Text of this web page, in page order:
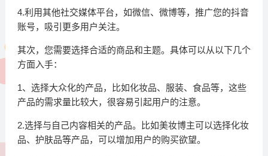
4.利用其他社交媒体平台，如微信、微博等，推广您的抖音
账号，吸引更多用户关注。
其次，您需要选择合适的商品和主题。具体可以从以下几个
方面入手：
1、选择大众化的产品，比如化妆品、服装、食品等，这些
产品的需求量比较大，很容易引起用户的注意。
2.选择与自己内容相关的产品。比如美妆博主可以选择化妆
品、护肤品等产品，可以增加用户的购买欲望。